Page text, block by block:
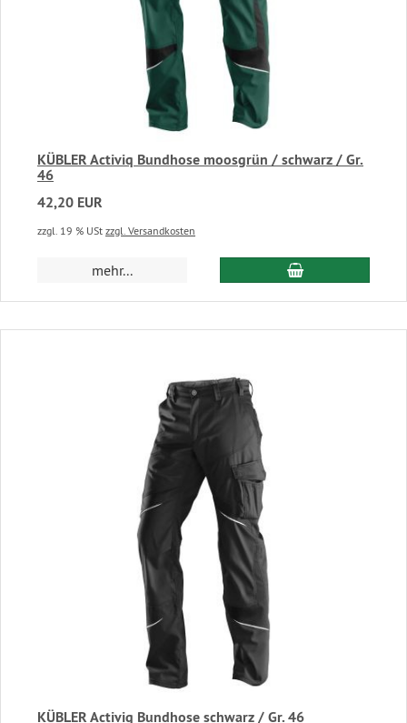
KÜBLER Activiq Bundhose moosgrün / schwarz / Gr.
46
42,20 EUR
zzgl. 19 % USt zzgl. Versandkosten
mehr... In den
KÜBLER Activiq Bundhose schwarz / Gr. 46